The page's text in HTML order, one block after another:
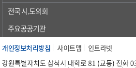
전국 시.도의회
주요공공기관
개인정보처리방침 사이트맵
인트라넷
강원특별자치도 삼척시 대학로 81 (교동) 전화